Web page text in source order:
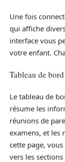
Une fois
qui affiche
interface vous
votre enfant.
Tableau de bord
Le tableau de
résume les
réunions de
examens, et les
cette page,
vers les